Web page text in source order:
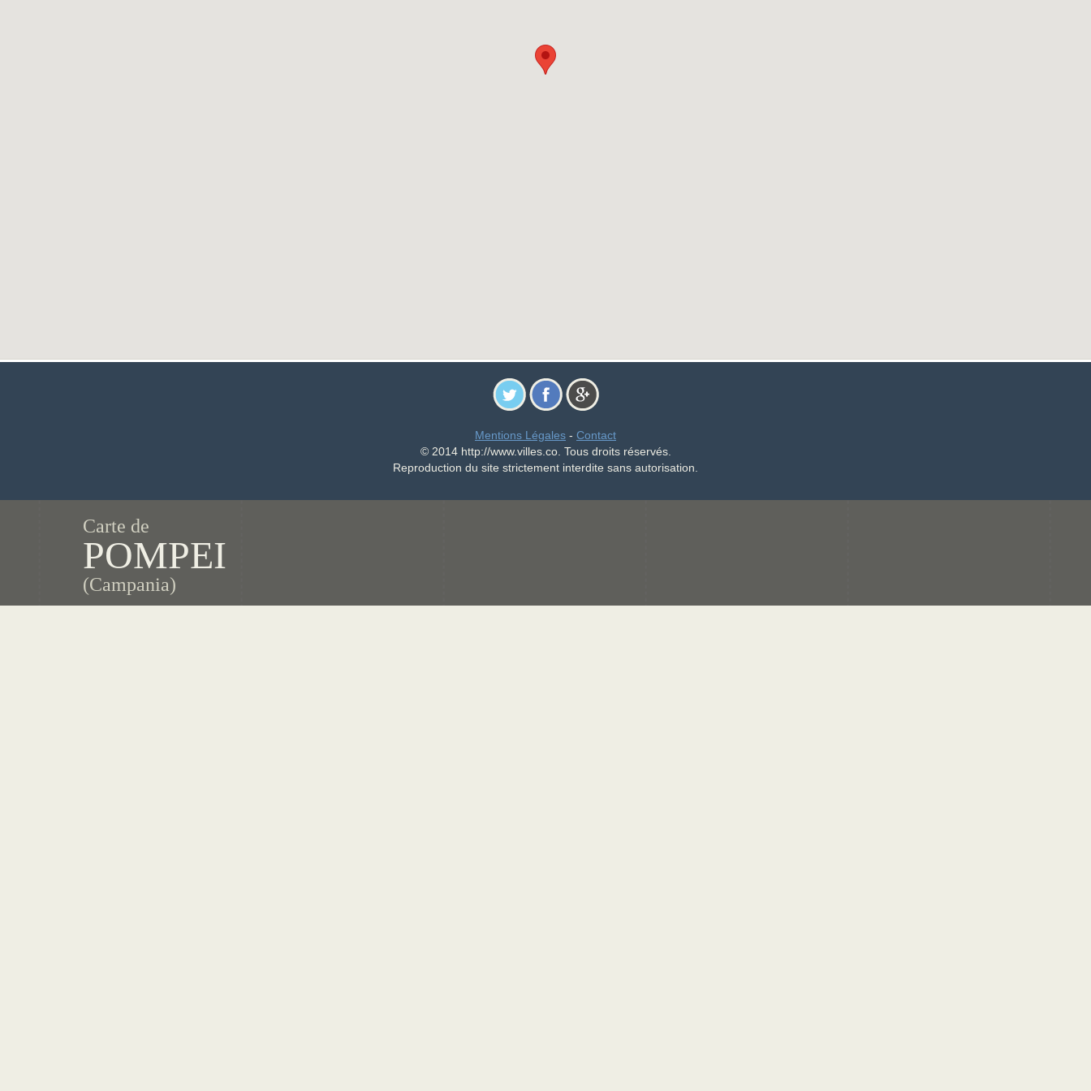
Mentions Légales - Contact
© 2014 http://www.villes.co. Tous droits réservés.
Reproduction du site strictement interdite sans autorisation.
Carte de
POMPEI
(Campania)